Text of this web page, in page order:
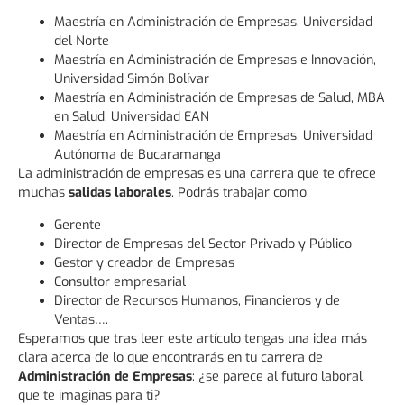
Maestría en Administración de Empresas, Universidad
del Norte
Maestría en Administración de Empresas e Innovación,
Universidad Simón Bolívar
Maestría en Administración de Empresas de Salud, MBA
en Salud, Universidad EAN
Maestría en Administración de Empresas, Universidad
Autónoma de Bucaramanga
La administración de empresas es una carrera que te ofrece
muchas salidas laborales. Podrás trabajar como:
Gerente
Director de Empresas del Sector Privado y Público
Gestor y creador de Empresas
Consultor empresarial
Director de Recursos Humanos, Financieros y de
Ventas….
Esperamos que tras leer este artículo tengas una idea más
clara acerca de lo que encontrarás en tu carrera de
Administración de Empresas: ¿se parece al futuro laboral
que te imaginas para ti?